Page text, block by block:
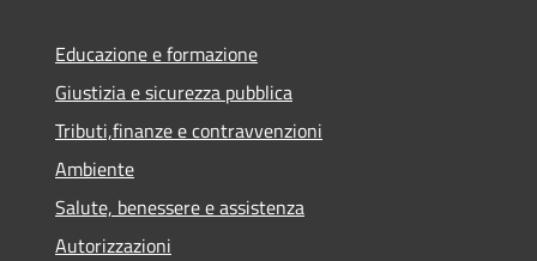
Educazione e formazione
Giustizia e sicurezza pubblica
Tributi,finanze e contravvenzioni
Ambiente
Salute, benessere e assistenza
Autorizzazioni